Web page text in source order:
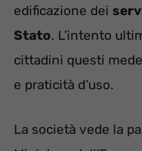
edificazione dei
Stato. L’intento
cittadini questi
e praticità d’uso.
La società vede la